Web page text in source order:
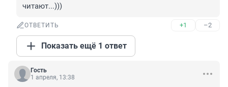
читают...)))
ОТВЕТИТЬ +1 –2
Показать ещё 1 ответ
Гость
1 апреля, 13:38